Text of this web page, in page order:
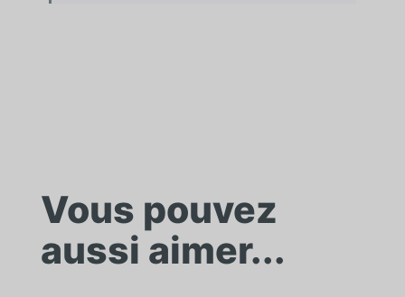
Vous pouvez
aussi aimer...